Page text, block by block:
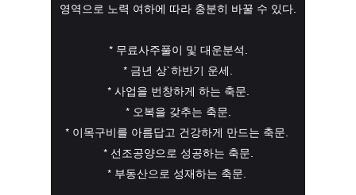
영역으로 노력 여하에 따라 충분히 바꿀 수 있다.
* 무료사주풀이 및 대운분석.
* 금년 상`하반기 운세.
* 사업을 번창하게 하는 축문.
* 오복을 갖추는 축문.
* 이목구비를 아름답고 건강하게 만드는 축문.
* 선조공양으로 성공하는 축문.
* 부동산으로 성재하는 축문.